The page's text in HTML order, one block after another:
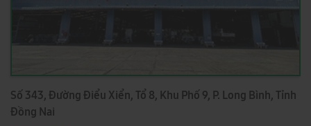
Số 343, Đường Điểu Xiển, Tổ 8, Khu Phố 9, P. Long Bình, Tỉnh
Đồng Nai